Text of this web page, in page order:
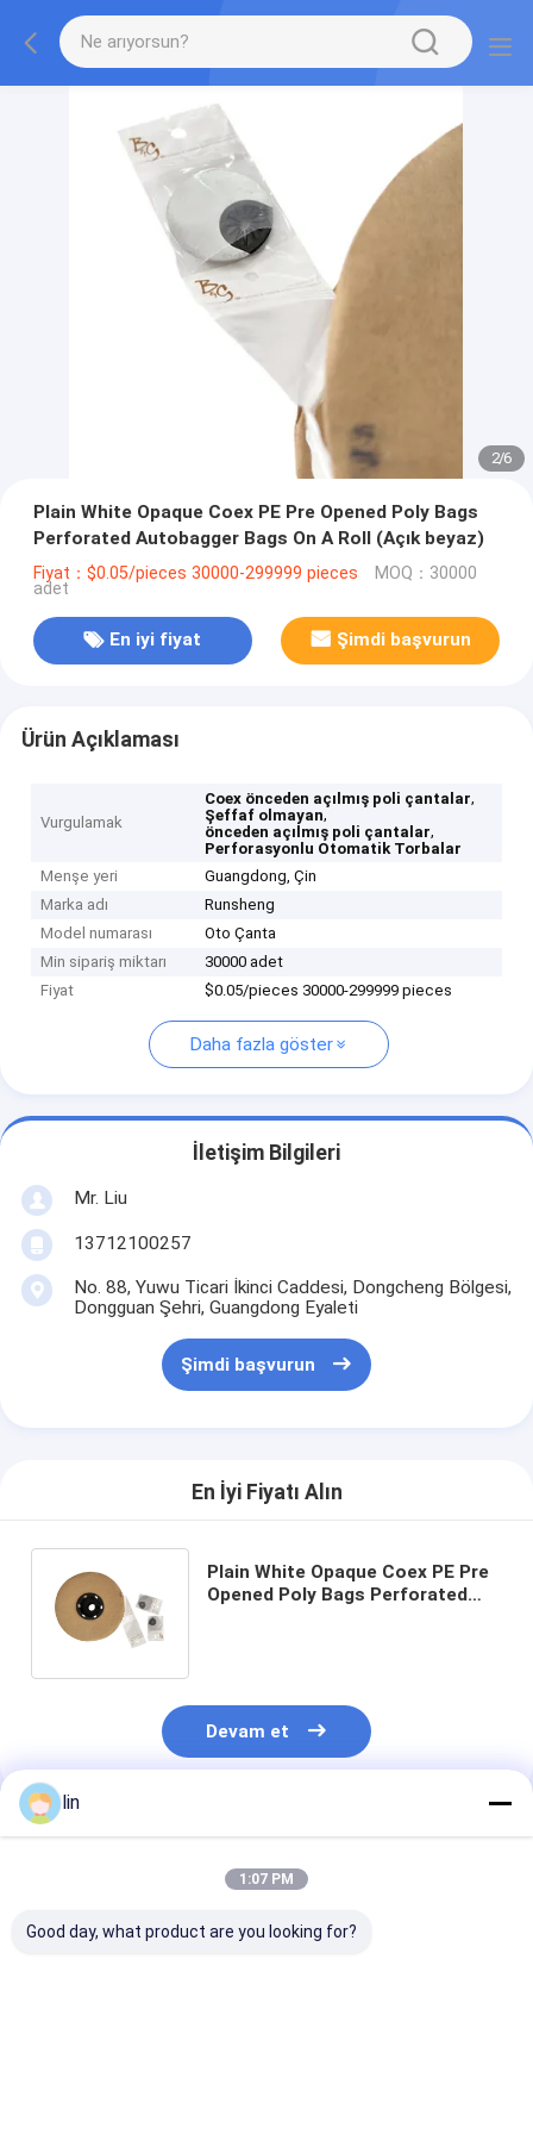
2/6
Plain White Opaque Coex PE Pre Opened Poly Bags
Perforated Autobagger Bags On A Roll (Açık beyaz)
Fiyat：$0.05/pieces 30000-299999 pieces MOQ：30000
adet
En iyi fiyat Şimdi başvurun
Ürün Açıklaması
Vurgulamak
Coex önceden açılmış poli çantalar,
Şeffaf olmayan,
önceden açılmış poli çantalar,
Perforasyonlu Otomatik Torbalar
Menşe yeri
Guangdong, Çin
Marka adı
Runsheng
Model numarası
Oto Çanta
Min sipariş miktarı
30000 adet
Fiyat
$0.05/pieces 30000-299999 pieces
Daha fazla göster
İletişim Bilgileri
Mr. Liu
13712100257
No. 88, Yuwu Ticari İkinci Caddesi, Dongcheng Bölgesi,
Dongguan Şehri, Guangdong Eyaleti
Şimdi başvurun
En İyi Fiyatı Alın
Plain White Opaque Coex PE Pre
Opened Poly Bags Perforated
Devam et
Önerilen Ürünler
lin
1:07 PM
Good day, what product are you looking for?